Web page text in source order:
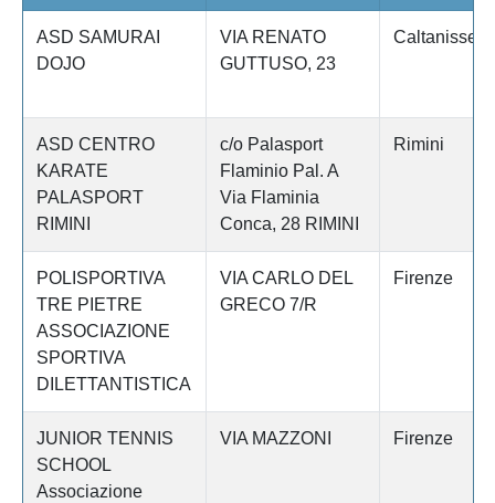
ASD SAMURAI
DOJO
VIA RENATO
GUTTUSO, 23
Caltanissetta
ASD CENTRO
KARATE
PALASPORT
RIMINI
c/o Palasport
Flaminio Pal. A
Via Flaminia
Conca, 28 RIMINI
Rimini
POLISPORTIVA
TRE PIETRE
ASSOCIAZIONE
SPORTIVA
DILETTANTISTICA
VIA CARLO DEL
GRECO 7/R
Firenze
JUNIOR TENNIS
SCHOOL
Associazione
VIA MAZZONI Firenze